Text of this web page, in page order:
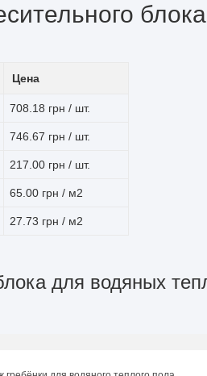
блока
Цена
708.18 грн / шт.
746.67 грн / шт.
217.00 грн / шт.
65.00 грн / м2
27.73 грн / м2
для водяных